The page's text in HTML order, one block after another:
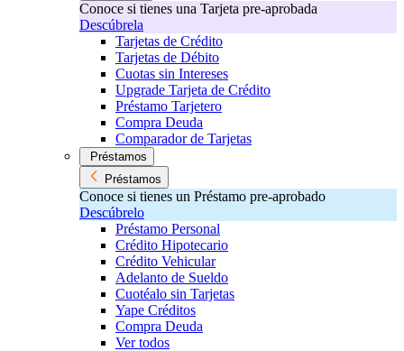
Conoce si tienes una Tarjeta pre-aprobada
Descúbrela
Tarjetas de Crédito
Tarjetas de Débito
Cuotas sin Intereses
Upgrade Tarjeta de Crédito
Préstamo Tarjetero
Compra Deuda
Comparador de Tarjetas
Préstamos
Préstamos
Conoce si tienes un Préstamo pre-aprobado
Descúbrelo
Préstamo Personal
Crédito Hipotecario
Crédito Vehicular
Adelanto de Sueldo
Cuotéalo sin Tarjetas
Yape Créditos
Compra Deuda
Ver todos